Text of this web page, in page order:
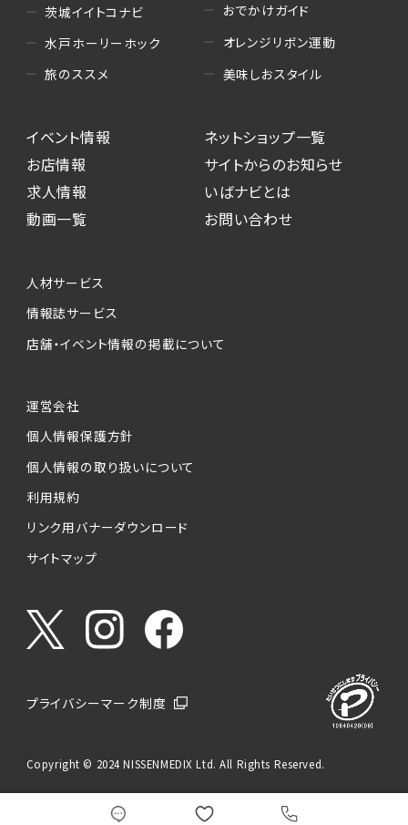
茨城イイトコナビ
水戸ホーリーホック
旅のススメ
おでかけガイド
オレンジリボン運動
美味しおスタイル
イベント情報
お店情報
求人情報
動画一覧
ネットショップ一覧
サイトからのお知らせ
いばナビとは
お問い合わせ
人材サービス
情報誌サービス
店舗・イベント情報の掲載について
運営会社
個人情報保護方針
個人情報の取り扱いについて
利用規約
リンク用バナーダウンロード
サイトマップ
プライバシーマーク制度
Copyright © 2024 NISSENMEDIX Ltd. All Rights Reserved.